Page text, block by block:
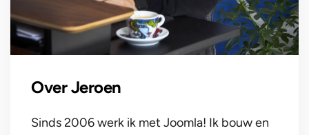
Over Jeroen
Sinds 2006 werk ik met Joomla! Ik bouw en